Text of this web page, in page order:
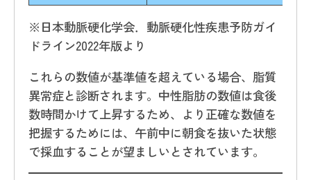
※日本動脈硬化学会．動脈硬化性疾患予防ガイ
ドライン2022年版より
これらの数値が基準値を超えている場合、脂質
異常症と診断されます。中性脂肪の数値は食後
数時間かけて上昇するため、より正確な数値を
把握するためには、午前中に朝食を抜いた状態
で採血することが望ましいとされています。